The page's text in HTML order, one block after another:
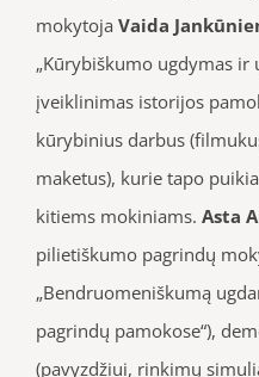
mokytoja Vaida
„Kūrybiškumo ugdymas
įveiklinimas istorijos
kūrybinius darbus
maketus), kurie tapo
kitiems mokiniams. Asta
pilietiškumo pagrindų
„Bendruomeniškumą
pagrindų pamokose“),
(pavyzdžiui, rinkimų